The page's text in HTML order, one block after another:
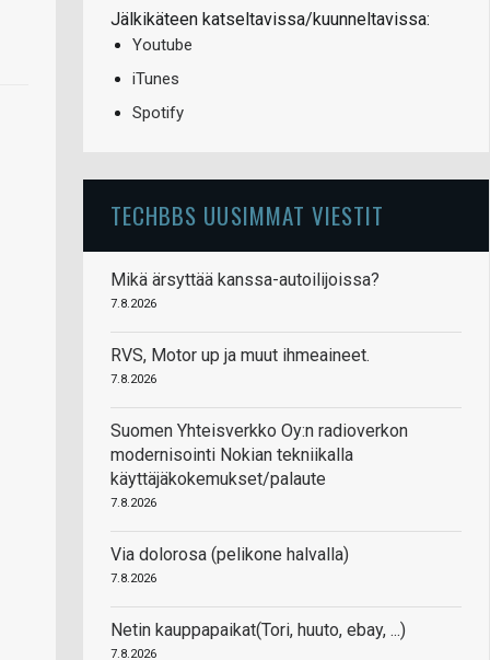
Jälkikäteen katseltavissa/kuunneltavissa:
Youtube
iTunes
Spotify
TECHBBS UUSIMMAT VIESTIT
Mikä ärsyttää kanssa-autoilijoissa?
7.8.2026
RVS, Motor up ja muut ihmeaineet.
7.8.2026
Suomen Yhteisverkko Oy:n radioverkon
modernisointi Nokian tekniikalla
käyttäjäkokemukset/palaute
7.8.2026
Via dolorosa (pelikone halvalla)
7.8.2026
Netin kauppapaikat(Tori, huuto, ebay, ...)
7.8.2026